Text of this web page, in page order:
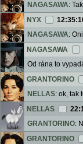
NAGASAWA:
NYX
NAGASAWA:
NAGASAWA
Od rána to
GRANTORINO
NELLAS: ok, tak
NELLAS
GRANTORINO:
GRANTORINO